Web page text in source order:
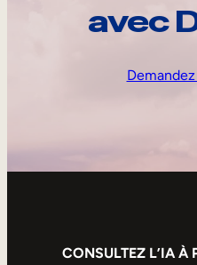
avec
CONSULTEZ L’IA À